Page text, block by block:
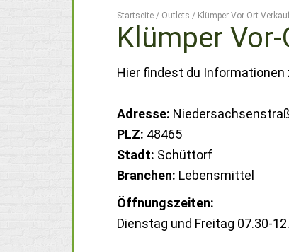
Startseite / Outlets / Klümper Vor-Ort-
Klümper
Hier findest du
Adresse:
PLZ: 48465
Stadt: Schüttorf
Branchen: Lebensmittel
Öffnungszeiten:
Dienstag und Freitag 07.30-